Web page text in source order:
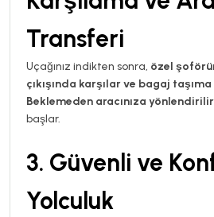
Transferi
Uçağınız indikten sonra, özel
çıkışında karşılar ve bagaj
Beklemeden aracınıza
başlar.
3. Güvenli ve
Yolculuk